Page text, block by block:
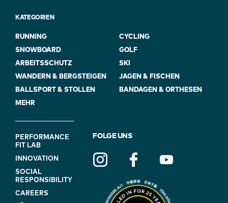
KATEGORIEN
RUNNING
CYCLING
SNOWBOARD
GOLF
ARBEITSSCHUTZ
SKI
WANDERN & BERGSTEIGEN
JAGEN & FISCHEN
BALLSPORT & STOLLEN
BANDAGEN & ORTHESEN
MEHR
FOOTER
NAVIGATION
(ON
BLUE)
PERFORMANCE
FIT LAB
INNOVATION
SOCIAL
RESPONSIBILITY
CAREERS
FOLGE UNS